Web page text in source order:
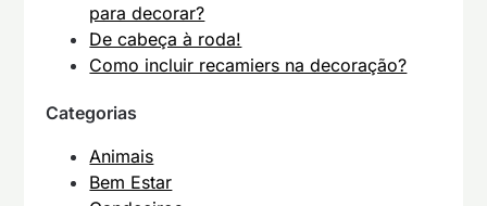
para decorar?
De cabeça à roda!
Como incluir recamiers na decoração?
Categorias
Animais
Bem Estar